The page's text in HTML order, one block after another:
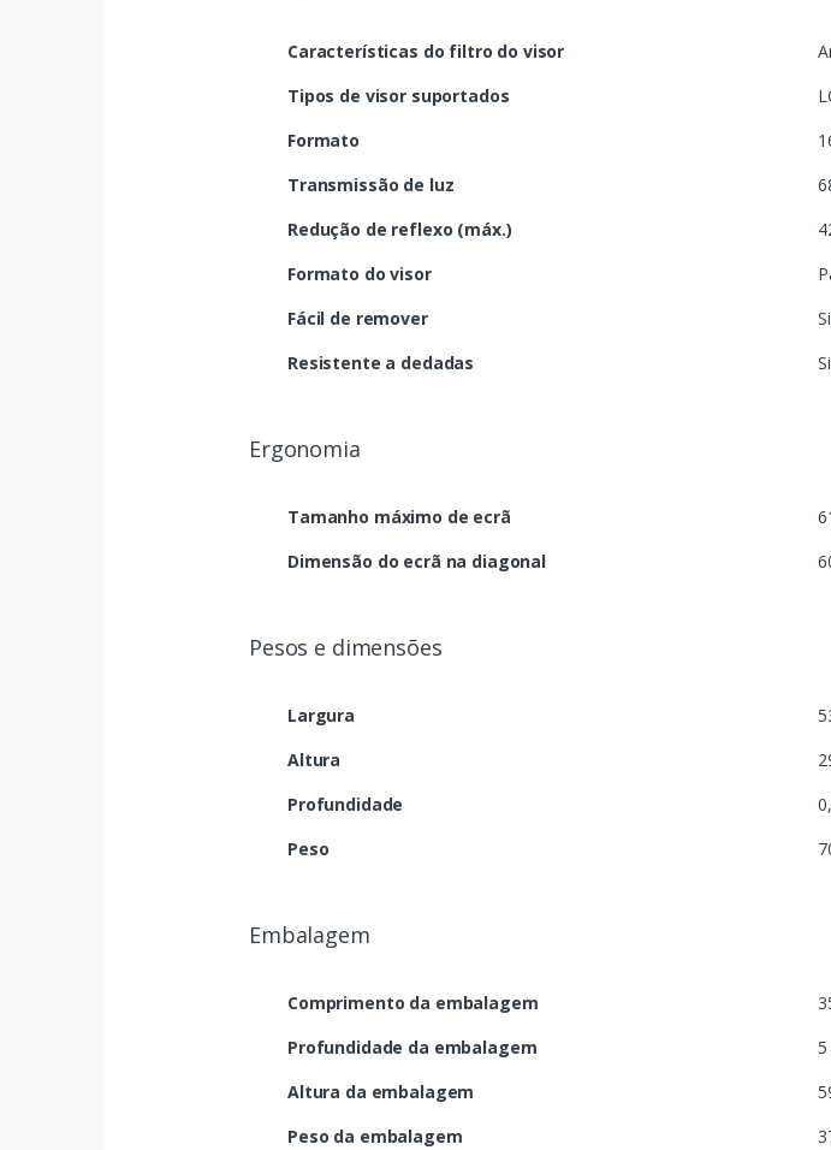
Características do filtro do visor
Tipos de visor suportados
Formato
Transmissão de luz
Redução de reflexo (máx.)
Formato do visor
Fácil de remover
Resistente a dedadas
Ergonomia
Tamanho máximo de ecrã
Dimensão do ecrã na diagonal
Pesos e dimensões
Largura
Altura
Profundidade
Peso
Embalagem
Comprimento da embalagem
Profundidade da embalagem
Altura da embalagem
Peso da embalagem